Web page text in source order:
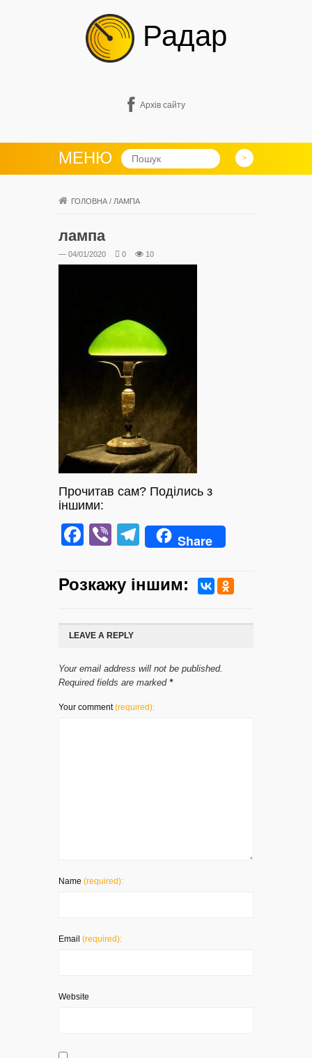
Радар
Архів сайту
МЕНЮ
ГОЛОВНА / ЛАМПА
лампа
— 04/01/2020 0 10
Прочитав сам? Поділись з
іншими:
Facebook
ViberTelegram
Share
Розкажу iншим:
LEAVE A REPLY
Your email address will not be published.
Required fields are marked *
Your comment(required):
Name (required):
Email (required):
Website